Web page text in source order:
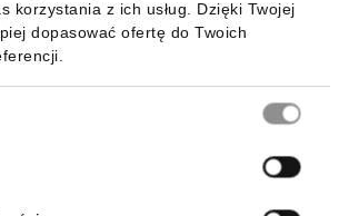
korzystania z ich usług. Dzięki Twojej
dopasować ofertę do Twoich